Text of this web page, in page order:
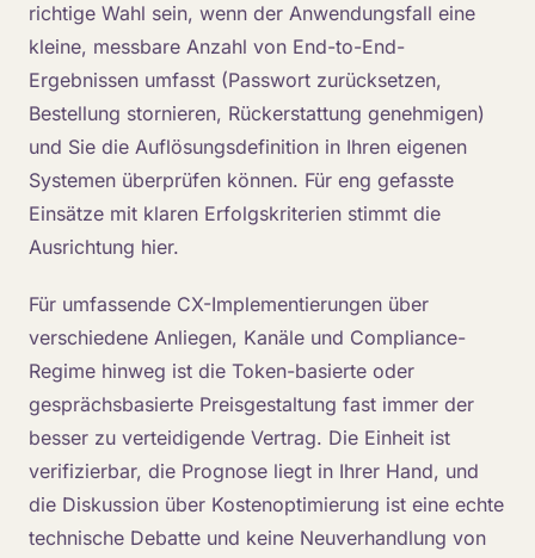
richtige Wahl sein, wenn der Anwendungsfall eine
kleine, messbare Anzahl von End-to-End-
Ergebnissen umfasst (Passwort zurücksetzen,
Bestellung stornieren, Rückerstattung genehmigen)
und Sie die Auflösungsdefinition in Ihren eigenen
Systemen überprüfen können. Für eng gefasste
Einsätze mit klaren Erfolgskriterien stimmt die
Ausrichtung hier.
Für umfassende CX-Implementierungen über
verschiedene Anliegen, Kanäle und Compliance-
Regime hinweg ist die Token-basierte oder
gesprächsbasierte Preisgestaltung fast immer der
besser zu verteidigende Vertrag. Die Einheit ist
verifizierbar, die Prognose liegt in Ihrer Hand, und
die Diskussion über Kostenoptimierung ist eine echte
technische Debatte und keine Neuverhandlung von